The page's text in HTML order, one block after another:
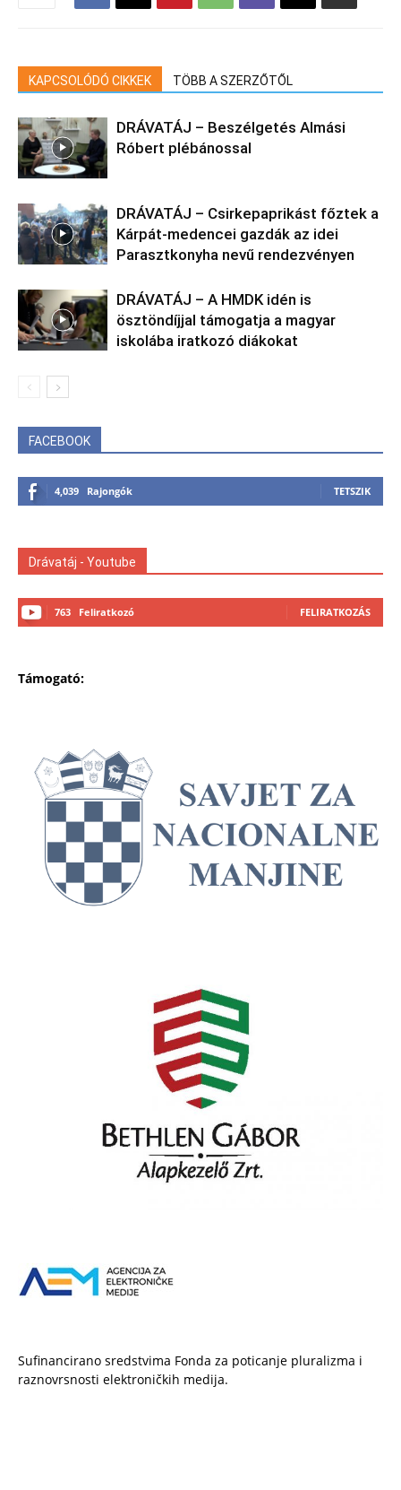
KAPCSOLÓDÓ CIKKEK TÖBB A SZERZŐTŐL
DRÁVATÁJ – Beszélgetés Almási
Róbert plébánossal
DRÁVATÁJ – Csirkepaprikást főztek a
Kárpát-medencei gazdák az idei
Parasztkonyha nevű rendezvényen
DRÁVATÁJ – A HMDK idén is
ösztöndíjjal támogatja a magyar
iskolába iratkozó diákokat
FACEBOOK
4,039 Rajongók TETSZIK
Drávatáj - Youtube
763 Feliratkozó FELIRATKOZÁS
Támogató:
Sufinancirano sredstvima Fonda za poticanje pluralizma i
raznovrsnosti elektroničkih medija.